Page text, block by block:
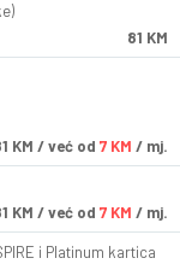
81 KM
KM / već od 7 KM / mj.
KM / već od 7 KM / mj.
i Platinum kartica